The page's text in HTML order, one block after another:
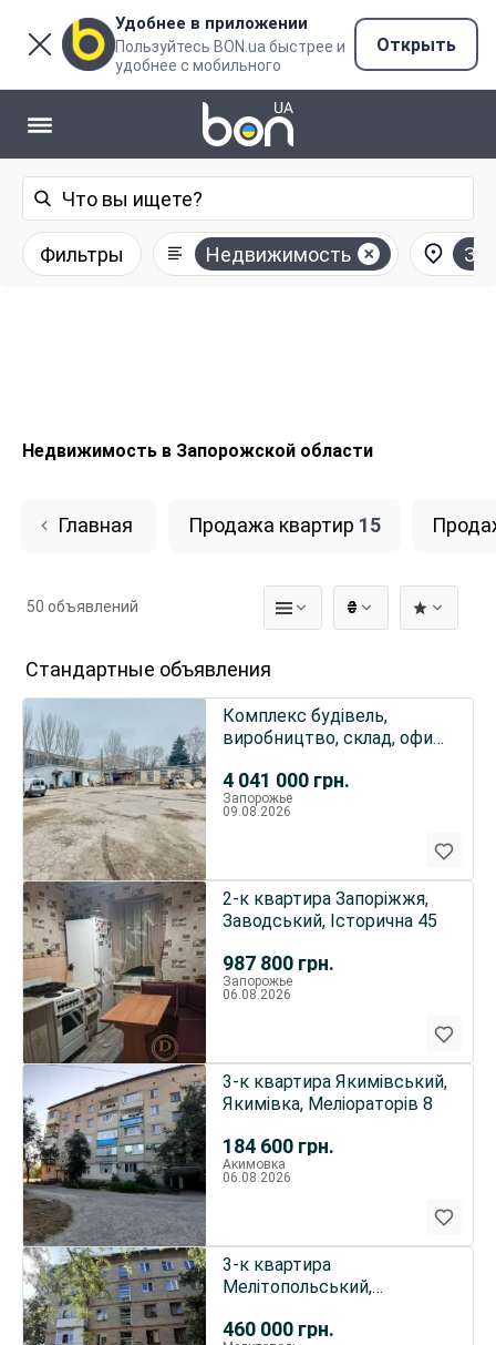
Удобнее в приложении
Пользуйтесь BON.ua быстрее и
удобнее с мобильного
Открыть
Фильтры Недвижимость
Недвижимость в Запорожской области
Главная Продажа квартир 15
₴
50 объявлений
Стандартные объявления
4 041 000 грн.
Комплекс будівель,
виробництво, склад, офис,
Запорожье
09.08.2026
987 800 грн.
2-к квартира Запоріжжя,
Заводський, Історична 45
Запорожье
06.08.2026
184 600 грн.
3-к квартира Якимівський,
Якимівка, Меліораторів 8
Акимовка
06.08.2026
460 000 грн.
3-к квартира
Мелітопольський,
Інтеркультурна 392